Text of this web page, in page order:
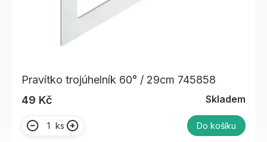
Pravítko trojúhelník 60° / 29cm 745858
49 Kč
Skladem
ks Do košíku